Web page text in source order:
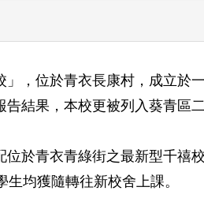
，位於青衣長康村，成立
結果，本校更被列入葵青
於青衣青綠街之最新型千
均獲隨轉往新校舍上課。